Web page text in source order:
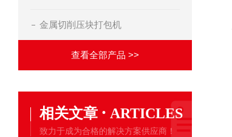
金属切削压块打包机
查看全部产品 >>
相关文章 · ARTICLES
致力于成为合格的解决方案供应商！